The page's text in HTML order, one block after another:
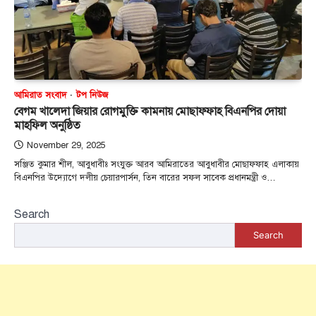
আমিরাত সংবাদ টপ নিউজ
বেগম খালেদা জিয়ার রোগমুক্তি কামনায় মোছাফ্ফাহ বিএনপির দোয়া
মাহফিল অনুষ্ঠিত
November 29, 2025
সঞ্জিত কুমার শীল, আবুধাবীঃ সংযুক্ত আরব আমিরাতের আবুধাবীর মোছাফ্ফাহ এলাকায়
বিএনপির উদ্যোগে দলীয় চেয়ারপার্সন, তিন বারের সফল সাবেক প্রধানমন্ত্রী ও…
Search
Search